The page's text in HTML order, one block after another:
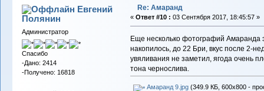
Евгений
Полянин
Администратор
Спасибо
-Дано: 2414
-Получено: 16818
Re: Амаранд
« Ответ #10 : 03 Сентября 2017, 18:45:57 »
Еще несколько фотографий Амаранда
накопилось, до 22 Бри, вкус после 2-
увяливания не заметил, ягода очень
тона чернослива.
Амаранд 9.jpg(349.9 КБ, 600x800 -